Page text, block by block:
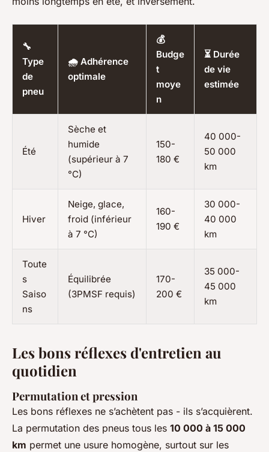
🔧
Type
de
pneu
🌧 Adhérence
optimale
💰
Budge
t
moye
n
⏳ Durée
de vie
estimée
Été
Sèche et
humide
(supérieur à 7
°C)
150-
180 €
40 000-
50 000
km
Hiver
Neige, glace,
froid (inférieur
à 7 °C)
160-
190 €
30 000-
40 000
km
Toute
s
Saiso
ns
Équilibrée
(3PMSF requis)
170-
200 €
35 000-
45 000
km
Les bons réflexes d'entretien au
quotidien
Permutation et pression
Les bons réflexes ne s’achètent pas - ils s’acquièrent.
La permutation des pneus tous les 10 000 à 15 000
km permet une usure homogène, surtout sur les